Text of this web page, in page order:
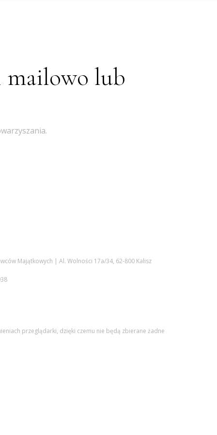
mailowo lub
Majątkowych | Al. Wolności 17a/34, 62-800 Kalisz
przeglądarki, dzięki czemu nie będą zbierane żadne